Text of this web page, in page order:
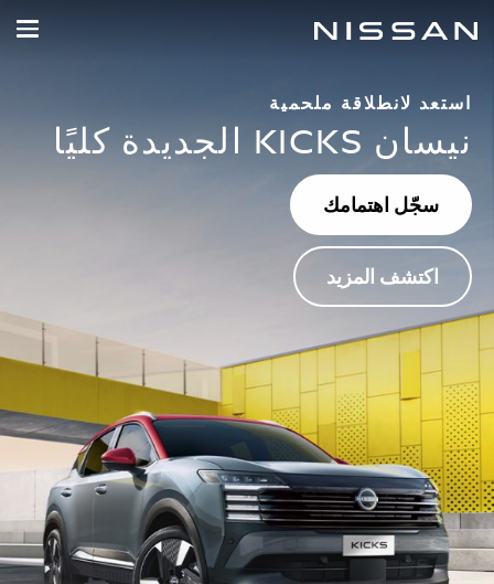
المحتوى
استعد لانطلاقة ملحمية
نيسان KICKS الجديدة كليًا
سجّل اهتمامك
اكتشف المزيد